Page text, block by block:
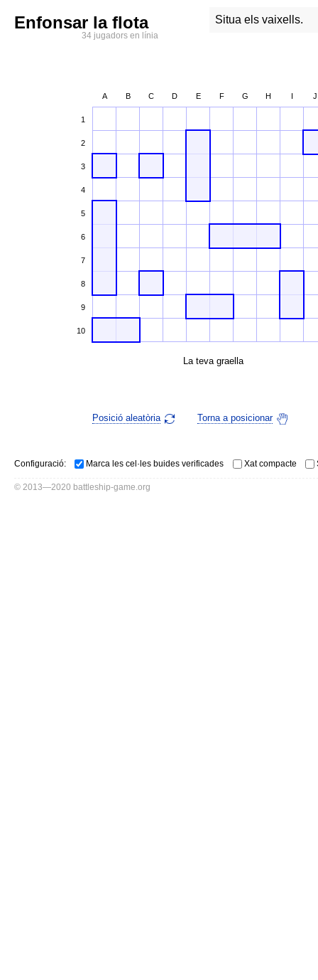
Enfonsar la flota
34 jugadors en línia
Situa els vaixells.
1
A B C D E F G H I J
2
3
4
5
6
7
8
9
10
La teva graella
Posició aleatòria Torna a posicionar
Configuració: Marca les cel·les buides verificades Xat compacte
© 2013—2020 battleship-game.org